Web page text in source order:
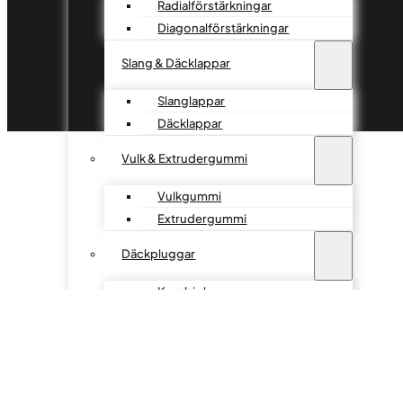
Radialförstärkningar
Diagonalförstärkningar
Slang & Däcklappar
Slanglappar
Däcklappar
Vulk & Extrudergummi
Vulkgummi
Extrudergummi
Däckpluggar
Kombipluggar